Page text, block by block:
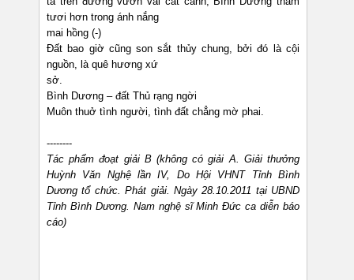
tươi hơn trong ánh nắng
mai hồng (-)
Đất bao giờ cũng son sắt thủy chung, bởi đó là cội
nguồn, là quê hương xứ
sở.
Bình Dương – đất Thủ rạng ngời
Muôn thuở tình người, tình đất chẳng mờ phai.
--------
Tác phẩm đoạt giải B (không có giải A. Giải thưởng
Huỳnh Văn Nghệ lần IV, Do Hội VHNT Tỉnh Bình
Dương tổ chức. Phát giải. Ngày 28.10.2011 tại UBND
Tỉnh Bình Dương. Nam nghệ sĩ Minh Đức ca diễn báo
cáo)